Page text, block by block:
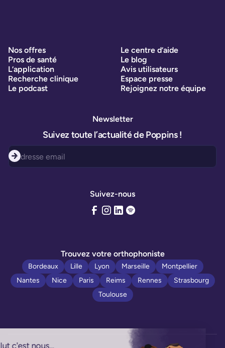
Nos offres
Pros de santé
L’application
Recherche clinique
Le podcast
Le centre d’aide
Le blog
Avis utilisateurs
Espace presse
Rejoignez notre équipe
Suivez-nous
Newsletter
Suivez toute l’actualité de Poppins !
Trouvez votre orthophoniste
Bordeaux Lille Lyon Marseille
Montpellier
Nantes
Nice Paris Reims Rennes
Strasbourg
Toulouse